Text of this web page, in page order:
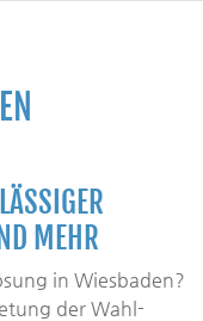
MEHR
in Wiesbaden?
der Wahl-